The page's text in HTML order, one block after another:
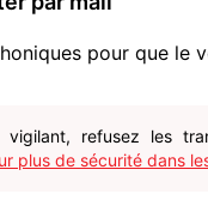
pour que le
vigilant, refusez les
plus de sécurité dans